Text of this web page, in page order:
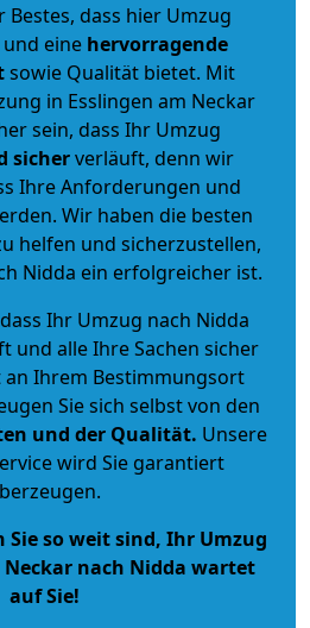
Bestes, dass hier Umzug
und eine hervorragende
sowie Qualität bietet. Mit
in Esslingen am Neckar
sein, dass Ihr Umzug
sicherverläuft, denn wir
Ihre Anforderungen und
Wir haben die besten
helfen und sicherzustellen,
Nidda ein erfolgreicher ist.
Ihr Umzug nach Nidda
und alle Ihre Sachen sicher
an Ihrem Bestimmungsort
Sie sich selbst von den
und der Qualität. Unsere
wird Sie garantiert
Sie so weit sind, Ihr Umzug
Neckar nach Nidda wartet
auf Sie!